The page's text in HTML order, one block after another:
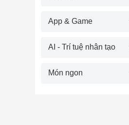
App & Game
AI - Trí tuệ nhân tạo
Món ngon